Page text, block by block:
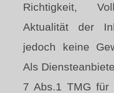
Richtigkeit,
Aktualität der
jedoch keine
Als
7 Abs.1 TMG für